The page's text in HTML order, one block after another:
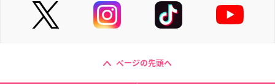
ページの先頭へ